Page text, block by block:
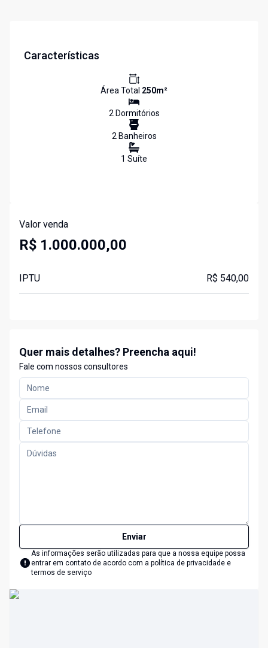
Características
Área Total 250m²
2Dormitórios
2Banheiros
1 Suíte
Valor venda
R$ 1.000.000,00
IPTU R$ 540,00
Quer mais detalhes? Preencha aqui!
Fale com nossos consultores
Enviar
As informações serão utilizadas para que a nossa equipe possa
entrar em contato de acordo com a política de privacidade e
termos de serviço